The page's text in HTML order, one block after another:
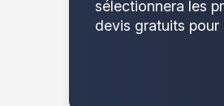
sélectionnera les
devis gratuits